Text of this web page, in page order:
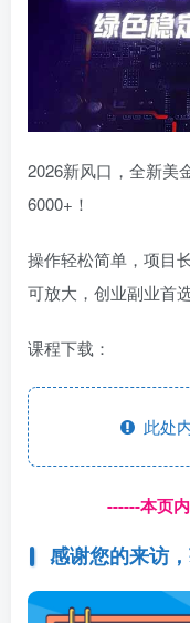
2026新风口，全新美
6000+！
操作轻松简单，项目
可放大，创业副业首
课程下载：
此处
------本页
感谢您的来访